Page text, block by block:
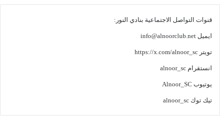
قنوات التواصل الاجتماعية بنادي النور:
ايميل info@alnoorclub.net
تويتر https://x.com/alnoor_sc
انستقرام alnoor_sc
يوتيوب Alnoor_SC
تيك توك alnoor_sc